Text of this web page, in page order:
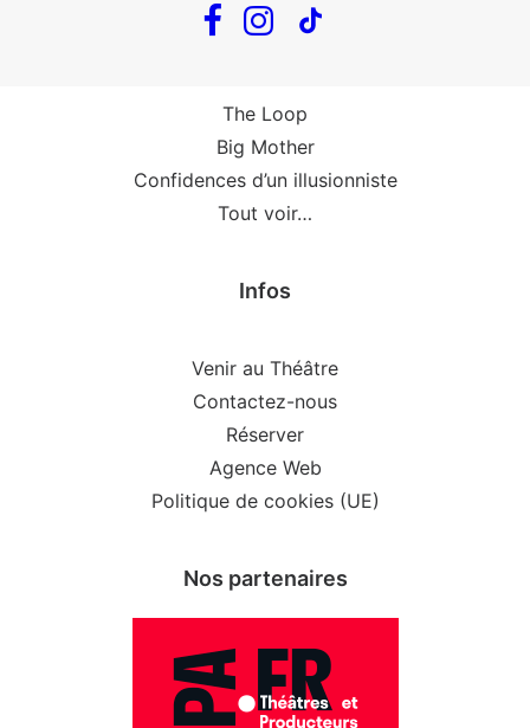
En tournée
The Loop
Big Mother
Confidences d’un illusionniste
Tout voir…
Infos
Venir au Théâtre
Contactez-nous
Réserver
Agence Web
Politique de cookies (UE)
Nos partenaires